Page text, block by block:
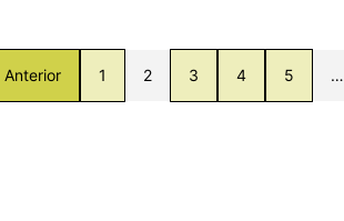
Anterior 1 2 3 4 5 …